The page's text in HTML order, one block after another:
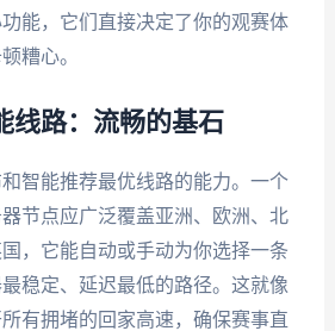
能，它们直接决定了你的观赛体
糟心。
线路：流畅的基石
智能推荐最优线路的能力。一个
节点应广泛覆盖亚洲、欧洲、北
，它能自动或手动为你选择一条
稳定、延迟最低的路径。这就像
有拥堵的回家高速，确保赛事直